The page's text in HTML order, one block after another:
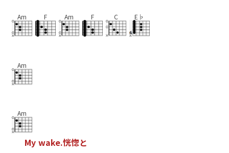
Am F Am F C E♭
Am
Am
My wake.恍惚と